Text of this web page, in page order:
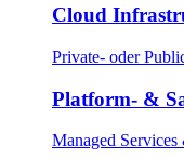
Cloud
Private- oder
Platform- &
Managed